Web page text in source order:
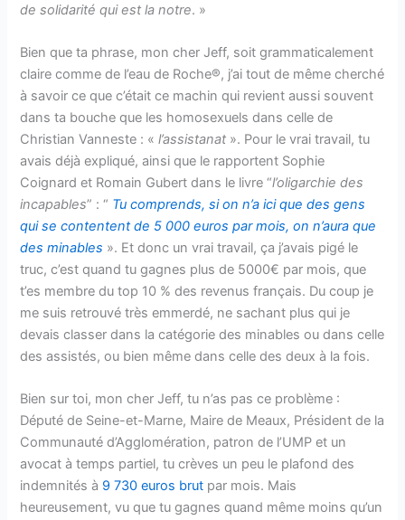
de solidarité qui est la notre. »
Bien que ta phrase, mon cher Jeff, soit grammaticalement
claire comme de l’eau de Roche®, j’ai tout de même cherché
à savoir ce que c’était ce machin qui revient aussi souvent
dans ta bouche que les homosexuels dans celle de
Christian Vanneste : «l’assistanat ». Pour le vrai travail, tu
avais déjà expliqué, ainsi que le rapportent Sophie
Coignard et Romain Gubert dans le livre “l’oligarchie des
incapables” : “ Tu comprends, si on n’a ici que des gens
qui se contentent de 5 000 euros par mois, on n’aura que
des minables ». Et donc un vrai travail, ça j’avais pigé le
truc, c’est quand tu gagnes plus de 5000€ par mois, que
t’es membre du top 10 % des revenus français. Du coup je
me suis retrouvé très emmerdé, ne sachant plus qui je
devais classer dans la catégorie des minables ou dans celle
des assistés, ou bien même dans celle des deux à la fois.
Bien sur toi, mon cher Jeff, tu n’as pas ce problème :
Député de Seine-et-Marne, Maire de Meaux, Président de la
Communauté d’Agglomération, patron de l’UMP et un
avocat à temps partiel, tu crèves un peu le plafond des
indemnités à 9 730 euros brut par mois. Mais
heureusement, vu que tu gagnes quand même moins qu’un